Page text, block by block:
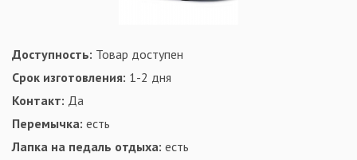
Доступность: Товар доступен
Срок изготовления: 1-2 дня
Контакт: Да
Перемычка: есть
Лапка на педаль отдыха: есть